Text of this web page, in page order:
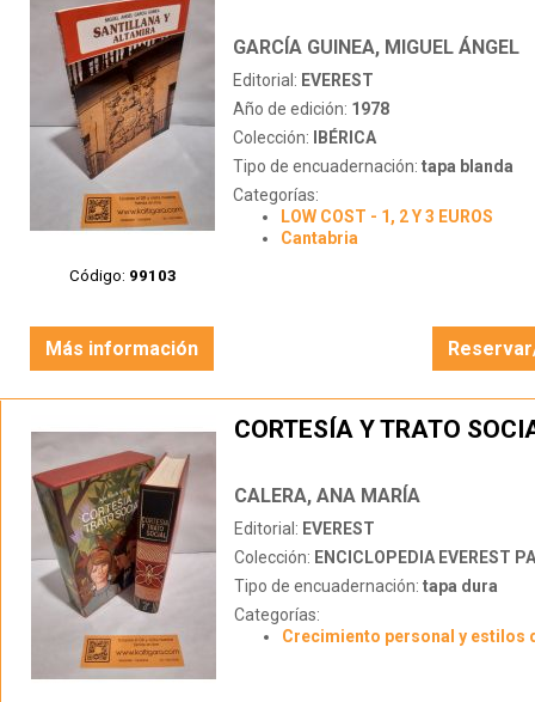
Código: 99103
GARCÍA GUINEA, MIGUEL ÁNGEL
Editorial: EVEREST
Año de edición: 1978
Colección:
IBÉRICA
Tipo de encuadernación: tapa blanda
Categorías:
LOW COST - 1, 2 Y 3 EUROS
Cantabria
Más información
CORTESÍA Y TRATO
CALERA, ANA MARÍA
Editorial: EVEREST
Colección: ENCICLOPEDIA EVEREST
Tipo de encuadernación: tapa dura
Categorías:
Crecimiento personal y estilos